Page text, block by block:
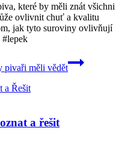
které by měli znát všichni
ovlivnit chuť a kvalitu
jak tyto suroviny ovlivňují
pivaři měli vědět
a řešit